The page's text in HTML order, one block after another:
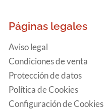
Páginas legales
Aviso legal
Condiciones de venta
Protección de datos
Política de Cookies
Configuración de Cookies